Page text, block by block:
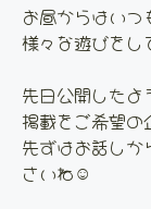
お昼からはい
様々な遊びをし
先日公開したよ
掲載をご希望
先ずはお話し
さいね☺